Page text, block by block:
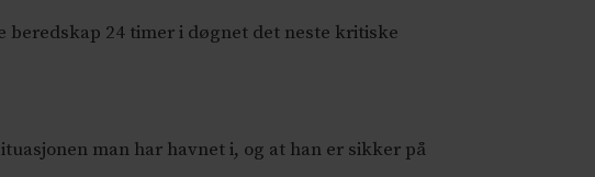
beredskap 24 timer i døgnet det neste kritiske
man har havnet i, og at han er sikker på